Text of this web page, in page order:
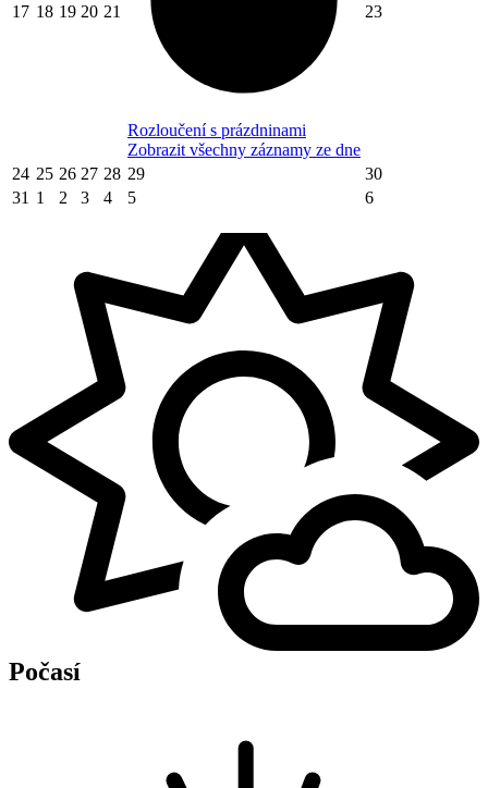
17 18 19 20 21
Rozloučení s prázdninami
Zobrazit všechny záznamy ze dne
23
24 25 26 27 28 29
30
31 1 2 3 4 5 6
Počasí